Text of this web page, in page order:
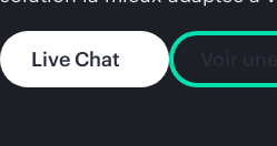
Live Chat